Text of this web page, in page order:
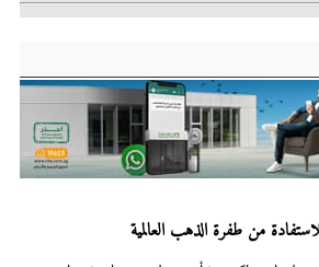
من طفرة الذهب العالمية